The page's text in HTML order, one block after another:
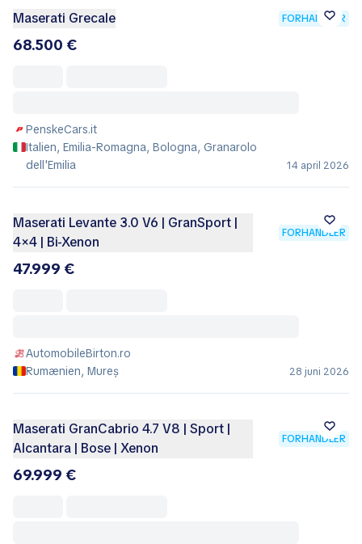
Maserati Grecale FORHANDLER
68.500 €
PenskeCars.it
Italien, Emilia-Romagna, Bologna, Granarolo
dell'Emilia
14 april 2026
Maserati Levante 3.0 V6 | GranSport |
4×4 | Bi-Xenon
FORHANDLER
47.999 €
AutomobileBirton.ro
Rumænien, Mureș
28 juni 2026
Maserati GranCabrio 4.7 V8 | Sport |
Alcantara | Bose | Xenon
FORHANDLER
69.999 €